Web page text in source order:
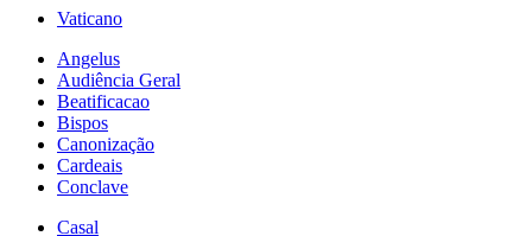
Vaticano
Angelus
Audiência Geral
Beatificacao
Bispos
Canonização
Cardeais
Conclave
Casal